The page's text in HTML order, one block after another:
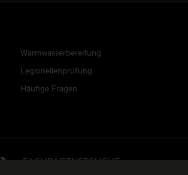
Warmwasserbereitung
Legionellenprüfung
Häufige Fragen
FACHPARTNERSUCHE